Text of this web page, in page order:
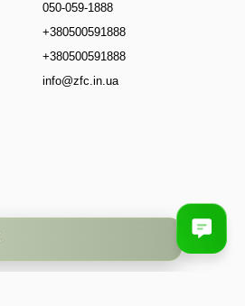
050-059-1888
+380500591888
+380500591888
info@zfc.in.ua